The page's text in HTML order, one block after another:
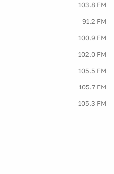
103.8 FM
91.2 FM
100.9 FM
102.0 FM
105.5 FM
105.7 FM
105.3 FM